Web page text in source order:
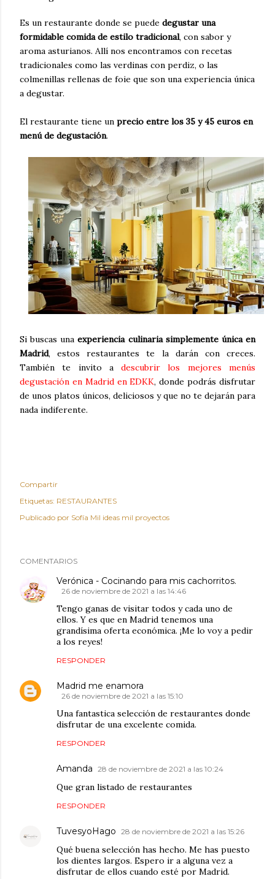
Es un restaurante donde se puede degustar una
formidable comida de estilo tradicional, con sabor y
aroma asturianos. Allí nos encontramos con recetas
tradicionales como las verdinas con perdiz, o las
colmenillas rellenas de foie que son una experiencia única
a degustar.
El restaurante tiene un precio entre los 35 y 45 euros en
menú de degustación.
Si buscas unaexperiencia culinaria simplemente única en
Madrid, estos restaurantes te la darán con creces.
También te invito adescubrir los mejores menús
degustación en Madrid en EDKK, donde podrás disfrutar
de unos platos únicos, deliciosos y que no te dejarán para
nada indiferente.
Compartir
Etiquetas: RESTAURANTES
Publicado por Sofía Mil ideas mil proyectos
COMENTARIOS
Verónica - Cocinando para mis cachorritos.
26 de noviembre de 2021 a las 14:46
Tengo ganas de visitar todos y cada uno de
ellos. Y es que en Madrid tenemos una
grandísima oferta económica. ¡Me lo voy a pedir
a los reyes!
RESPONDER
Madrid me enamora
26 de noviembre de 2021 a las 15:10
Una fantastica selección de restaurantes donde
disfrutar de una excelente comida.
RESPONDER
Amanda 28 de noviembre de 2021 a las 10:24
Que gran listado de restaurantes
RESPONDER
TuvesyoHago 28 de noviembre de 2021 a las 15:26
Qué buena selección has hecho. Me has puesto
los dientes largos. Espero ir a alguna vez a
disfrutar de ellos cuando esté por Madrid.